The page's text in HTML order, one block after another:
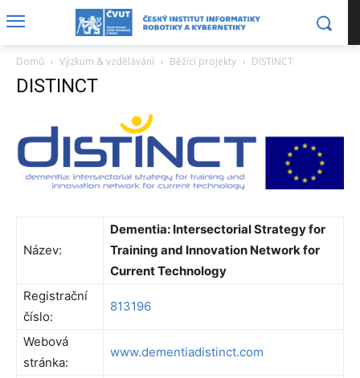
Domů Výzkum & vzdělávání Běžící projekty DISTINCT
DISTINCT
Název:
Dementia: Intersectorial Strategy for
Training and Innovation Network for
Current Technology
Registrační
číslo:
813196
Webová
stránka:
www.dementiadistinct.com